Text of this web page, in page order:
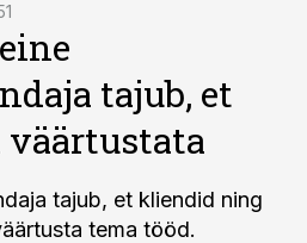
tajub, et
väärtustata
tajub, et kliendid ning
tema tööd.